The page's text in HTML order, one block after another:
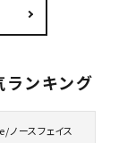
ンキング
ースフェイス